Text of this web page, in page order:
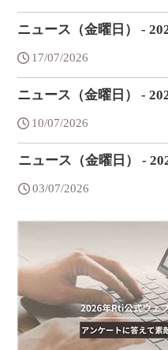
ニュース（金曜日） -
17/07/2026
ニュース（金曜日） -
10/07/2026
ニュース（金曜日） -
03/07/2026